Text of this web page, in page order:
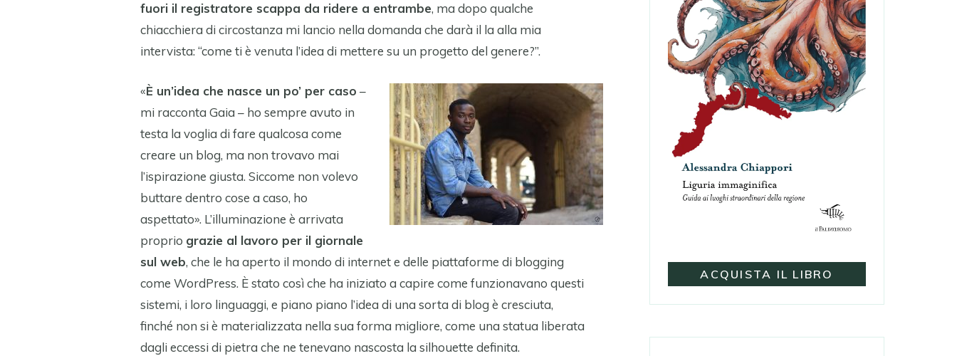
fuori il registratore scappa da ridere a entrambe, ma dopo qualche
chiacchiera di circostanza mi lancio nella domanda che darà il la alla mia
intervista: “come ti è venuta l’idea di mettere su un progetto del genere?”.
«È un’idea che nasce un po’ per caso –
mi racconta Gaia – ho sempre avuto in
testa la voglia di fare qualcosa come
creare un blog, ma non trovavo mai
l’ispirazione giusta. Siccome non volevo
buttare dentro cose a caso, ho
aspettato». L’illuminazione è arrivata
proprio grazie al lavoro per il giornale
sul web, che le ha aperto il mondo di internet e delle piattaforme di blogging
come WordPress. È stato così che ha iniziato a capire come funzionavano questi
sistemi, i loro linguaggi, e piano piano l’idea di una sorta di blog è cresciuta,
finché non si è materializzata nella sua forma migliore, come una statua liberata
dagli eccessi di pietra che ne tenevano nascosta la silhouette definita.
ACQUISTA IL LIBRO